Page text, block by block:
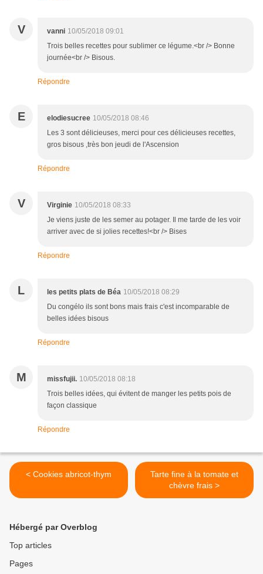
V vanni 10/05/2018 09:01
Trois belles recettes pour sublimer ce légume.<br /> Bonne
journée<br /> Bisous.
Répondre
E elodiesucree 10/05/2018 08:46
Les 3 sont délicieuses, merci pour ces délicieuses recettes,
gros bisous ,très bon jeudi de l'Ascension
Répondre
V Virginie 10/05/2018 08:33
Je viens juste de les semer au potager. Il me tarde de les voir
arriver avec de si jolies recettes!<br /> Bises
Répondre
L les petits plats de Béa 10/05/2018 08:29
Du congélo ils sont bons mais frais c'est incomparable de
belles idées bisous
Répondre
M missfujii. 10/05/2018 08:18
Trois belles idées, qui évitent de manger les petits pois de
façon classique
Répondre
< Cookies abricot-thym
Tarte fine à la tomate et
chèvre frais >
Hébergé par Overblog
Top articles
Pages